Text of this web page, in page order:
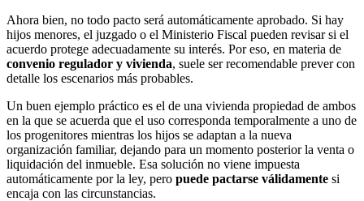
Ahora bien, no todo pacto será automáticamente aprobado. Si hay
hijos menores, el juzgado o el Ministerio Fiscal pueden revisar si el
acuerdo protege adecuadamente su interés. Por eso, en materia de
convenio regulador y vivienda, suele ser recomendable prever con
detalle los escenarios más probables.
Un buen ejemplo práctico es el de una vivienda propiedad de ambos
en la que se acuerda que el uso corresponda temporalmente a uno de
los progenitores mientras los hijos se adaptan a la nueva
organización familiar, dejando para un momento posterior la venta o
liquidación del inmueble. Esa solución no viene impuesta
automáticamente por la ley, pero puede pactarse válidamente si
encaja con las circunstancias.